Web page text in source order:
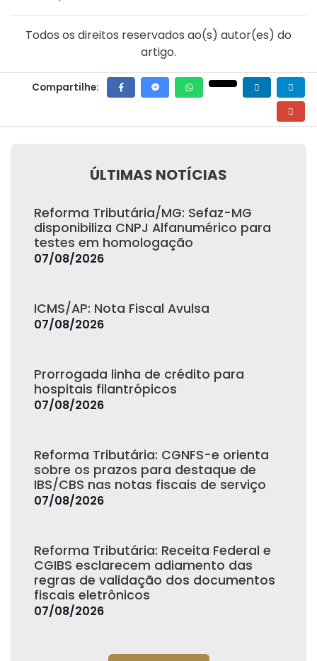
Todos os direitos reservados ao(s) autor(es) do
artigo.
Compartilhe:
ÚLTIMAS NOTÍCIAS
Reforma Tributária/MG: Sefaz-MG
disponibiliza CNPJ Alfanumérico para
testes em homologação
07/08/2026
ICMS/AP: Nota Fiscal Avulsa
07/08/2026
Prorrogada linha de crédito para
hospitais filantrópicos
07/08/2026
Reforma Tributária: CGNFS-e orienta
sobre os prazos para destaque de
IBS/CBS nas notas fiscais de serviço
07/08/2026
Reforma Tributária: Receita Federal e
CGIBS esclarecem adiamento das
regras de validação dos documentos
fiscais eletrônicos
07/08/2026